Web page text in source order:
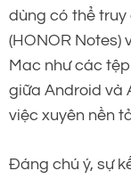
dùng có thể
(HONOR Notes)
Mac như các
giữa Android và
việc xuyên nền
Đáng chú ý, sự